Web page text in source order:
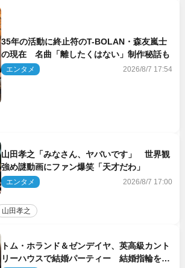
35年の活動に終止符のT-BOLAN・森友嵐士
の現在 名曲「離したくはない」制作秘話も
エンタメ 2026/8/7 17:54
山田孝之「みなさん、ヤバいです」 世界観
強め謎動画にファン爆笑「天才だわ」
エンタメ 2026/8/7 17:00
山田孝之
トム・ホランド＆ゼンデイヤ、英高級カント
リーハウスで結婚パーティー 結婚指輪を身